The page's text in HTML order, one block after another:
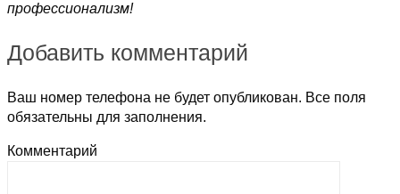
профессионализм!
Добавить комментарий
Ваш номер телефона не будет опубликован. Все поля
обязательны для заполнения.
Комментарий